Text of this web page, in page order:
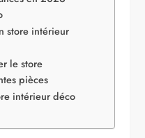
store intérieur
le store
pièces
intérieur déco